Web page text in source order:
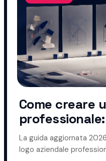
Come creare
La guida aggiornata
logo aziendale